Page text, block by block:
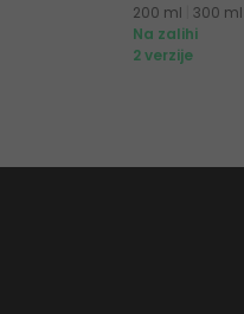
200 ml 300 ml
Na zalihi
2 verzije